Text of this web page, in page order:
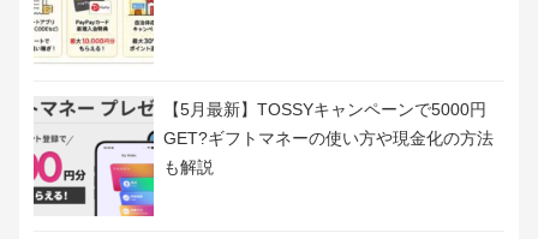
＞＞50万円もらう方法やオススメの1円投資を紹介